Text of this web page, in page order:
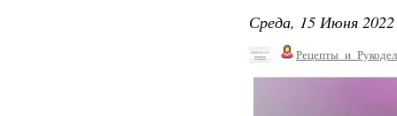
Среда, 15 Июня